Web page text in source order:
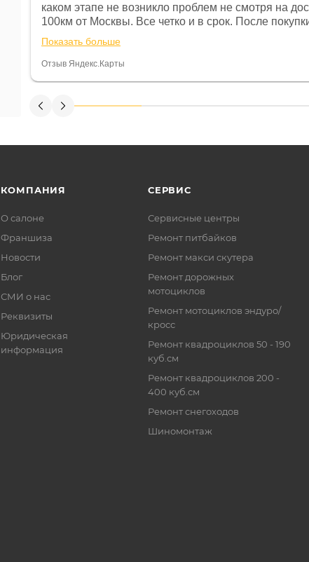
каком этапе не возникло проблем не смотря на
100км от Москвы. Все четко и в срок. После
спидометре всегда был 0, при этом представители
постоянно были на связи и в итоге проблема была
Считаю, что это говорит о небезразличии к клиенту
Показать больше
Отзыв Яндекс.Карты
КОМПАНИЯ
О салоне
Франшиза
Новости
Блог
СМИ о нас
Реквизиты
Юридическая
информация
СЕРВИС
Сервисные центры
Ремонт питбайков
Ремонт макси скутера
Ремонт дорожных
мотоциклов
Ремонт мотоциклов эндуро/
кросс
Ремонт квадроциклов 50 - 190
куб.см
Ремонт квадроциклов 200 -
400 куб.см
Ремонт снегоходов
Шиномонтаж